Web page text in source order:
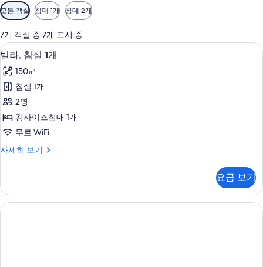
객
실
에
사
용
가
능
한
터
모든 객실 침대 1개 침대 2개
7개 객실 중 7개 표시 중
빌
라,
침
실
1
개
사
진
두
보
빌라, 침실 1개 | 미니바, 객실 내 금고,
1
빌라, 침실 1개
150㎡
침실 1개
2명
킹사이즈침대 1개
무료 WiFi
자세히 보기
빌
1
개
자
요금 보기